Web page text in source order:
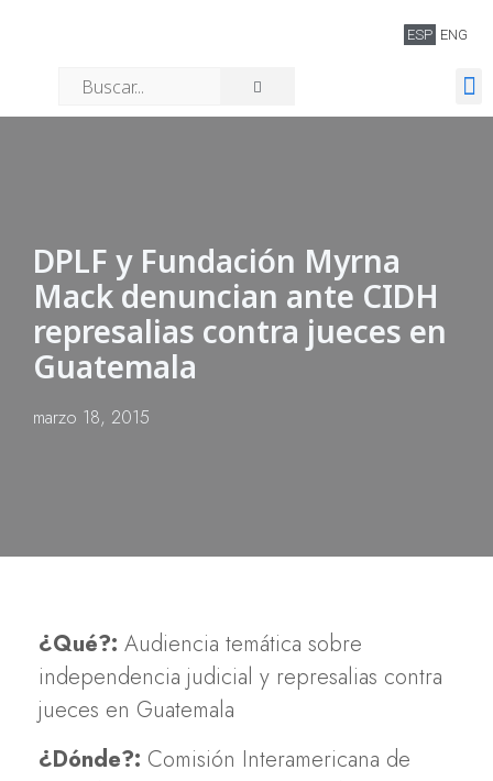
ESP ENG
DPLF y Fundación Myrna
Mack denuncian ante CIDH
represalias contra jueces en
Guatemala
marzo 18, 2015
¿Qué?: Audiencia temática sobre
independencia judicial y represalias contra
jueces en Guatemala
¿Dónde?: Comisión Interamericana de